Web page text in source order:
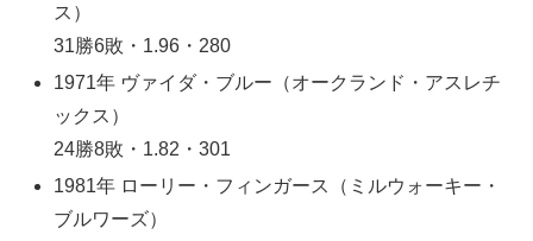
ス）
31勝6敗・1.96・280
1971年 ヴァイダ・ブルー（オークランド・アスレチ
ックス）
24勝8敗・1.82・301
1981年 ローリー・フィンガース（ミルウォーキー・
ブルワーズ）